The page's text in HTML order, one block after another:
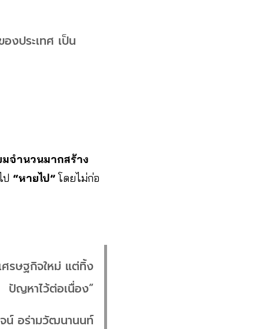
งประเทศ เป็น
จำนวนมากสร้าง
ป “หายไป”โดยไม่ก่อ
ศรษฐกิจใหม่ แต่ทิ้ง
ปัญหาไว้ต่อเนื่อง”
น์ อร่ามวัฒนานนท์